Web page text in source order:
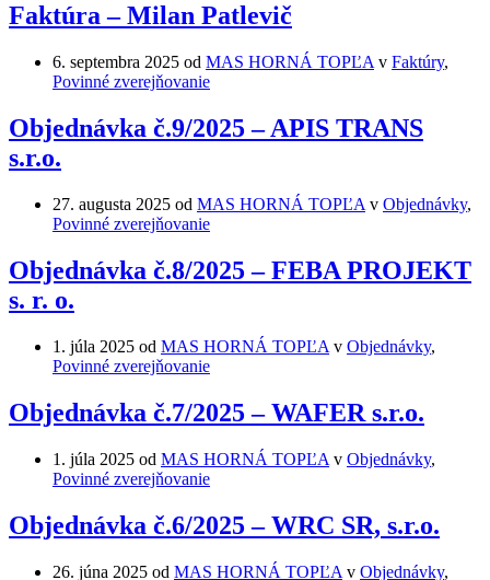
Faktúra – Milan Patlevič
6. septembra 2025 od MAS HORNÁ TOPĽA v Faktúry,
Povinné zverejňovanie
Objednávka č.9/2025 – APIS TRANS
s.r.o.
27. augusta 2025 od MAS HORNÁ TOPĽA v Objednávky,
Povinné zverejňovanie
Objednávka č.8/2025 – FEBA PROJEKT
s. r. o.
1. júla 2025 od MAS HORNÁ TOPĽA v Objednávky,
Povinné zverejňovanie
Objednávka č.7/2025 – WAFER s.r.o.
1. júla 2025 od MAS HORNÁ TOPĽA v Objednávky,
Povinné zverejňovanie
Objednávka č.6/2025 – WRC SR, s.r.o.
26. júna 2025 od MAS HORNÁ TOPĽA v Objednávky,